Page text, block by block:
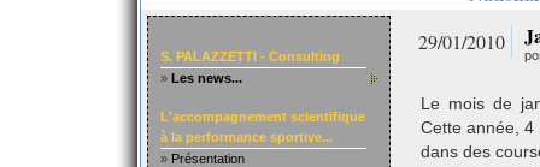
S. PALAZZETTI - Consulting
» Les news...
L'accompagnement scientifique
à la performance sportive...
» Présentation
29/01/2010
Le mois de
Cette année,
dans des